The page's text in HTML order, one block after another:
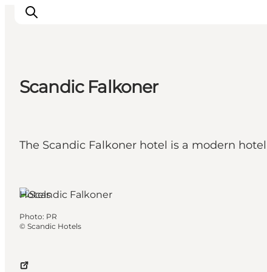
Quoi faire
Scandic Falkoner
The Scandic Falkoner hotel is a modern
Hotels
Photo: PR
© Scandic Hotels